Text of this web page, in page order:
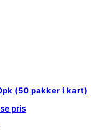
(50 pakker i kart)
pris